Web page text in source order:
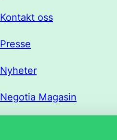
Kontakt oss
Presse
Nyheter
Negotia Magasin